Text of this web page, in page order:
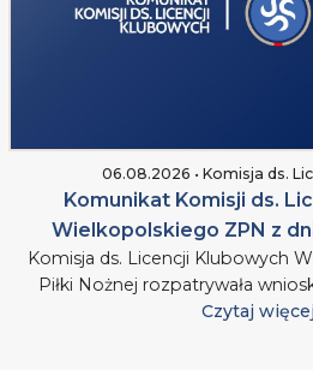
06.08.2026 • Komisja ds.
Komunikat Komisji ds.
Wielkopolskiego ZPN z
Komisja ds. Licencji Klubowych
Piłki Nożnej rozpatrywała
Czytaj więcej